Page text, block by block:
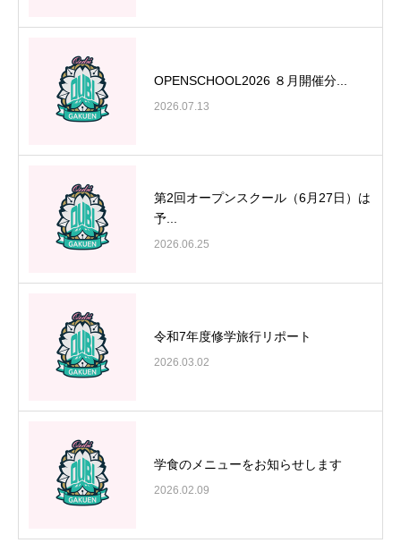
OPENSCHOOL2026 ８月開催分...
2026.07.13
第2回オープンスクール（6月27日）は
予...
2026.06.25
令和7年度修学旅行リポート
2026.03.02
学食のメニューをお知らせします
2026.02.09